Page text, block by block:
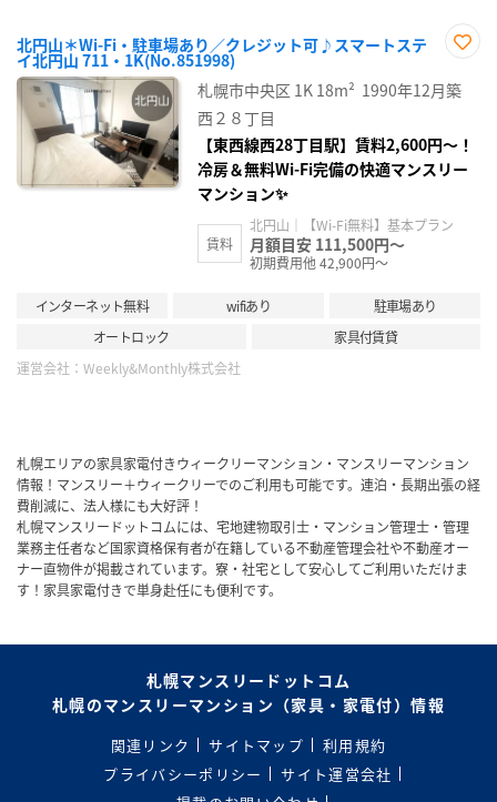
北円山＊Wi-Fi・駐車場あり／クレジット可♪スマートステ
イ北円山 711・1K(No.851998)
に入
り登
札幌市中央区 1K 18m² 1990年12月築
西２８丁目
【東西線西28丁目駅】賃料2,600円〜！
冷房＆無料Wi-Fi完備の快適マンスリー
マンション✨
賃料
北円山｜【Wi-Fi無料】基本プラン
月額目安 111,500円～
初期費用他 42,900円～
インターネット無料 wifiあり
駐車場あり
オートロック
家具付賃貸
運営会社： Weekly&Monthly株式会社
札幌エリアの家具家電付きウィークリーマンション・マンスリーマンション
情報！マンスリー＋ウィークリーでのご利用も可能です。連泊・長期出張の経
費削減に、法人様にも大好評！
札幌マンスリードットコムには、宅地建物取引士・マンション管理士・管理
業務主任者など国家資格保有者が在籍している不動産管理会社や不動産オー
ナー直物件が掲載されています。寮・社宅として安心してご利用いただけま
す！家具家電付きで単身赴任にも便利です。
札幌マンスリードットコム
札幌のマンスリーマンション（家具・家電付）情報
関連リンク サイトマップ
利用規約
プライバシーポリシー
サイト運営会社